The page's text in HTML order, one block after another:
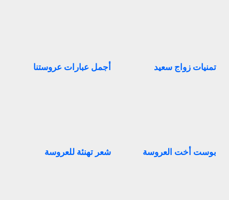
تمنيات زواج سعيد أجمل عبارات عروستنا
بوست أخت العروسة شعر تهنئة للعروسة